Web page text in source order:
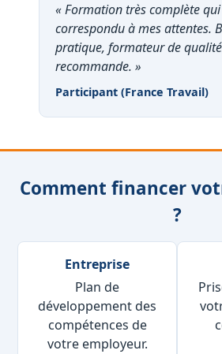
« Formation très complète
correspondu à mes attentes.
pratique, formateur de
recommande. »
Participant (France Travail)
Comment financer
?
Entreprise
Plan de
développement des
compétences de
votre employeur.